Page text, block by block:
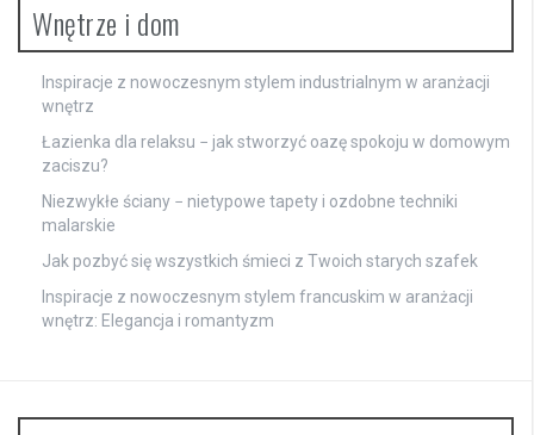
Wnętrze i dom
Inspiracje z nowoczesnym stylem industrialnym w aranżacji
wnętrz
Łazienka dla relaksu − jak stworzyć oazę spokoju w domowym
zaciszu?
Niezwykłe ściany − nietypowe tapety i ozdobne techniki
malarskie
Jak pozbyć się wszystkich śmieci z Twoich starych szafek
Inspiracje z nowoczesnym stylem francuskim w aranżacji
wnętrz: Elegancja i romantyzm